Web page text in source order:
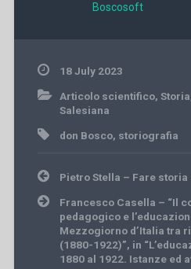
Boscosoft
18 July 2023
Articolo scientifico, Storia
Salesiana
don Bosco, storiografia
PostPietro Stella – Fare
Francesco Casella – “Il
pedagogico e
Mezzogiorno d’Italia tra
(1880-1922)”, in
1880 al 1922. Istanze ed